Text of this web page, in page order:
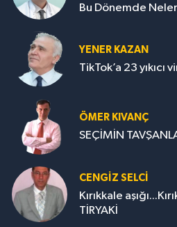
Bu Dönemde
YENER KAZAN
TikTok’a 23 yıkıcı
ÖMER KIVANÇ
SEÇİMİN
CENGİZ SELCİ
Kırıkkale
TİRYAKİ